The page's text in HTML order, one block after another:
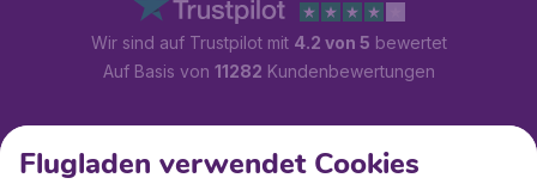
Wir sind auf Trustpilot mit 4.2 von 5 bewertet
Auf Basis von 11282 Kundenbewertungen
Kundenservice
Flugladen verwendet Cookies